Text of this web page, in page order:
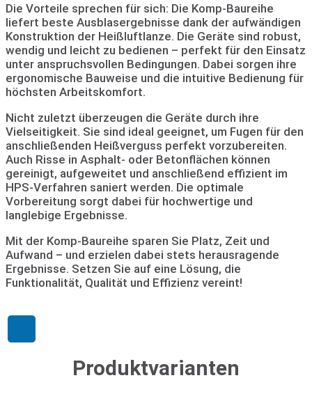
Die Vorteile sprechen für sich: Die Komp-Baureihe
liefert beste Ausblasergebnisse dank der aufwändigen
Konstruktion der Heißluftlanze. Die Geräte sind robust,
wendig und leicht zu bedienen – perfekt für den Einsatz
unter anspruchsvollen Bedingungen. Dabei sorgen ihre
ergonomische Bauweise und die intuitive Bedienung für
höchsten Arbeitskomfort.
Nicht zuletzt überzeugen die Geräte durch ihre
Vielseitigkeit. Sie sind ideal geeignet, um Fugen für den
anschließenden Heißverguss perfekt vorzubereiten.
Auch Risse in Asphalt- oder Betonflächen können
gereinigt, aufgeweitet und anschließend effizient im
HPS-Verfahren saniert werden. Die optimale
Vorbereitung sorgt dabei für hochwertige und
langlebige Ergebnisse.
Mit der Komp-Baureihe sparen Sie Platz, Zeit und
Aufwand – und erzielen dabei stets herausragende
Ergebnisse. Setzen Sie auf eine Lösung, die
Funktionalität, Qualität und Effizienz vereint!
Produktvarianten